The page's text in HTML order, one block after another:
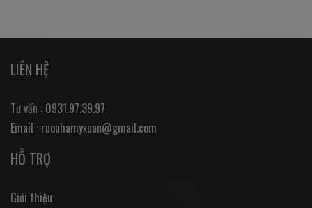
LIÊN HỆ
Tư vấn : 0931.97.39.97
Email : ruouhamyxuan@gmail.com
HỖ TRỢ
Giới thiệu